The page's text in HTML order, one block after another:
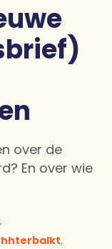
over de
En over wie
,
hhterbalkt,